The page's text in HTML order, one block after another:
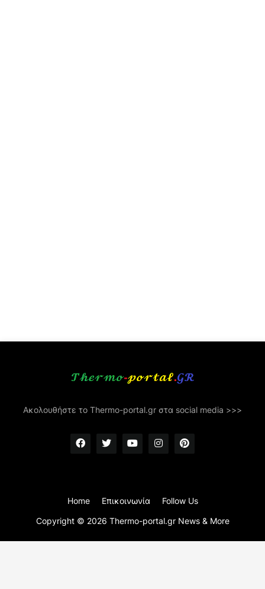
Ακολουθήστε το Thermo-portal.gr στα social media >>>
Copyright © 2026 Thermo-portal.gr News & More
Home Επικοινωνία Follow Us